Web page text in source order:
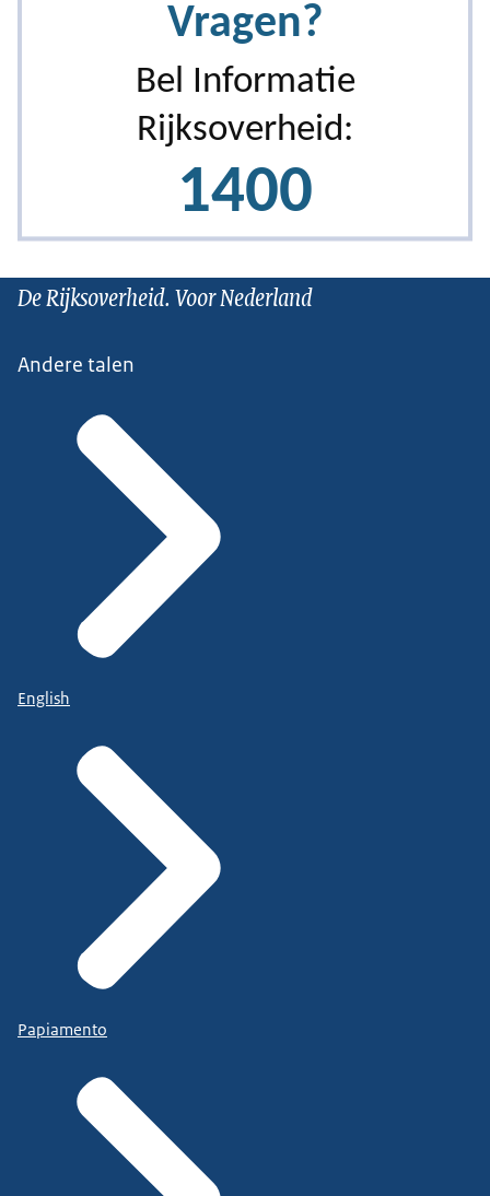
De Rijksoverheid. Voor Nederland
Andere talen
English
Papiamento